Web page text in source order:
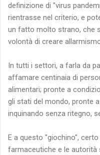
definizione di "virus
rientrasse nel criterio, e
un fatto molto strano, che
volontà di creare
In tutti i settori, a farla da
affamare centinaia di
alimentari; pronte a
gli stati del mondo, pronte
inquinando senza ritegno,
E a questo "giochino",
farmaceutiche e le autorità